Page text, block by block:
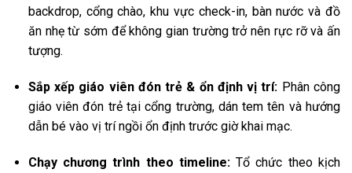
backdrop, cổng chào, khu vực check-in, bàn nước và đồ
ăn nhẹ từ sớm để không gian trường trở nên rực rỡ và ấn
tượng.
Sắp xếp giáo viên đón trẻ & ổn định vị trí: Phân công
giáo viên đón trẻ tại cổng trường, dán tem tên và hướng
dẫn bé vào vị trí ngồi ổn định trước giờ khai mạc.
Chạy chương trình theo timeline:Tổ chức theo kịch